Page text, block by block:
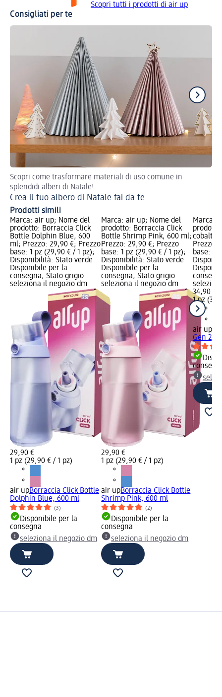
Scopri tutti i prodotti di air up
Consigliati per te
Scopri come trasformare materiali di uso comune in
splendidi alberi di Natale!
Crea il tuo albero di Natale fai da te
Prodotti simili
Marca: air up; Nome del
prodotto: Borraccia Click
Bottle Dolphin Blue, 600
ml; Prezzo: 29,90 €; Prezzo
base: 1 pz (29,90 € / 1 pz);
Disponibilità: Stato verde
Disponibile per la
consegna, Stato grigio
seleziona il negozio dm
29,90 €
1 pz (29,90 € / 1 pz)
air upBorraccia Click Bottle
Dolphin Blue, 600 ml
(3)
Disponibile per la
consegna
seleziona il negozio dm
Marca: air up; Nome del
prodotto: Borraccia Click
Bottle Shrimp Pink, 600 ml;
Prezzo: 29,90 €; Prezzo
base: 1 pz (29,90 € / 1 pz);
Disponibilità: Stato verde
Disponibile per la
consegna, Stato grigio
seleziona il negozio dm
29,90 €
1 pz (29,90 € / 1 pz)
air upBorraccia Click Bottle
Shrimp Pink, 600 ml
(2)
Disponibile per la
consegna
seleziona il negozio dm
Marca:
cobalto
Prezzo:
base: 1
34,90 €
1 pz
air up
Gen 2,